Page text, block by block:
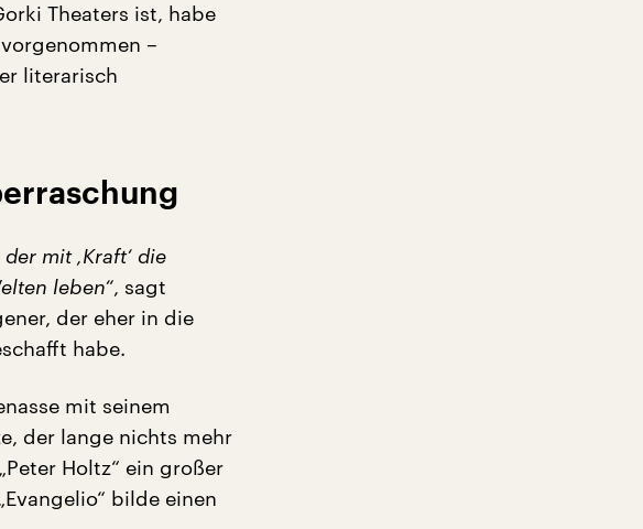
Theaters ist, habe
–
literarisch
mit ‚Kraft‘ die
leben“, sagt
der eher in die
habe.
mit seinem
der lange nichts mehr
Holtz“ ein großer
bilde einen